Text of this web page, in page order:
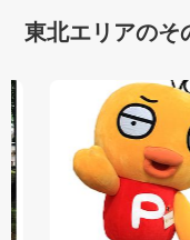
東北エリアのそ